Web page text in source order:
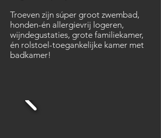
Troeven zijn súper groot zwembad,
honden-én allergievrij logeren,
wijndegustaties, grote familiekamer,
én rolstoel-toegankelijke kamer met
badkamer!